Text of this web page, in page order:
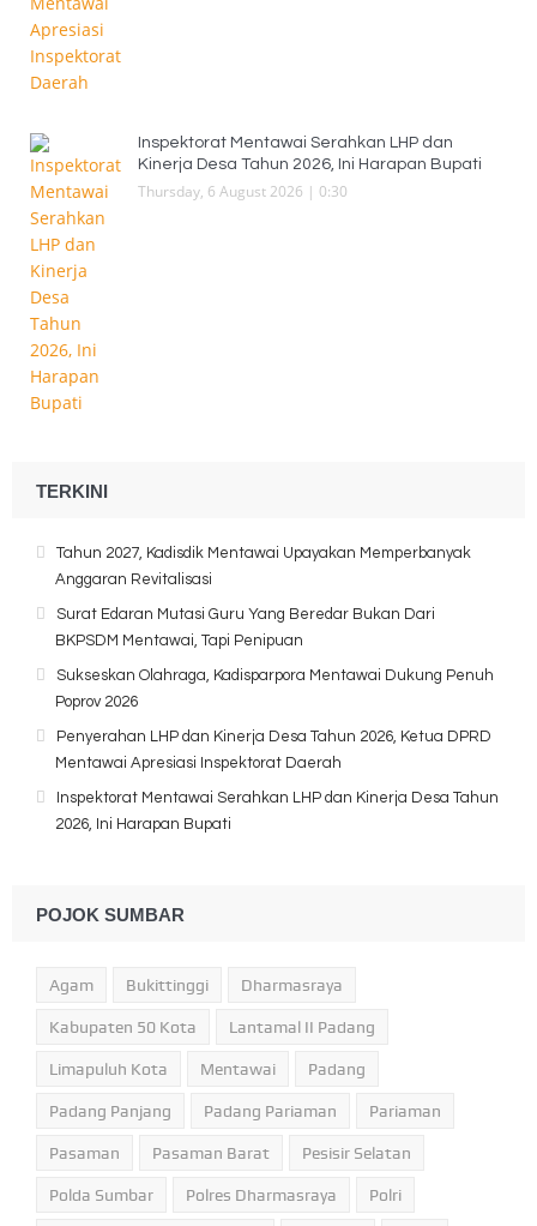
Inspektorat Mentawai Serahkan LHP dan
Kinerja Desa Tahun 2026, Ini Harapan Bupati
Thursday, 6 August 2026 | 0:30
TERKINI
Tahun 2027, Kadisdik Mentawai Upayakan Memperbanyak
Anggaran Revitalisasi
Surat Edaran Mutasi Guru Yang Beredar Bukan Dari
BKPSDM Mentawai, Tapi Penipuan
Sukseskan Olahraga, Kadisparpora Mentawai Dukung Penuh
Poprov 2026
Penyerahan LHP dan Kinerja Desa Tahun 2026, Ketua DPRD
Mentawai Apresiasi Inspektorat Daerah
Inspektorat Mentawai Serahkan LHP dan Kinerja Desa Tahun
2026, Ini Harapan Bupati
POJOK SUMBAR
Agam Bukittinggi Dharmasraya
Kabupaten 50 Kota Lantamal II Padang
Limapuluh Kota Mentawai Padang
Padang Panjang Padang Pariaman Pariaman
Pasaman Pasaman Barat Pesisir Selatan
Polda Sumbar Polres Dharmasraya Polri